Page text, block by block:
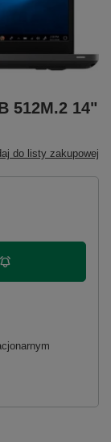
512M.2 14"
do listy zakupowej